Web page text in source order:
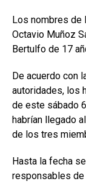
Los nombres de
Octavio Muñoz
Bertulfo de 17
De acuerdo con
autoridades, los
de este sábado
habrían llegado
de los tres
Hasta la fecha
responsables